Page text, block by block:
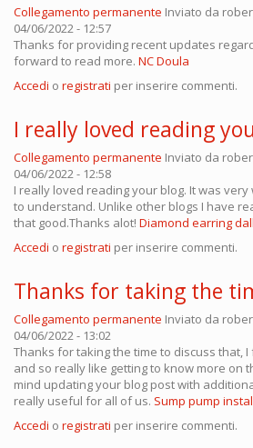
Collegamento permanente Inviato da
04/06/2022 - 12:57
Thanks for providing recent updates
forward to read more. NC Doula
Accedi o registrati per inserire commenti.
I really loved reading
Collegamento permanente Inviato da
04/06/2022 - 12:58
I really loved reading your blog. It was
to understand. Unlike other blogs I have
that good.Thanks alot! Diamond earring
Accedi o registrati per inserire commenti.
Thanks for taking the
Collegamento permanente Inviato da
04/06/2022 - 13:02
Thanks for taking the time to discuss that,
and so really like getting to know more on
mind updating your blog post with
really useful for all of us. Sump pump
Accedi o registrati per inserire commenti.